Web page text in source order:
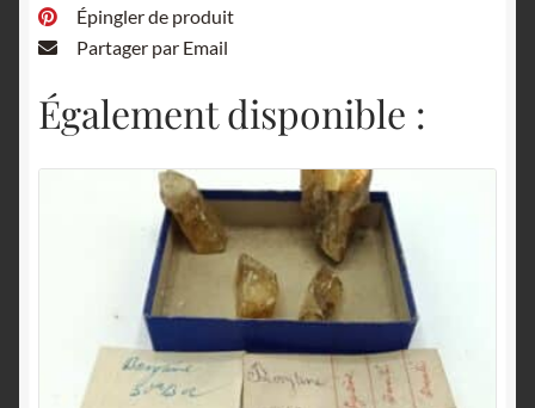
Épingler de produit
Partager par Email
Également disponible :